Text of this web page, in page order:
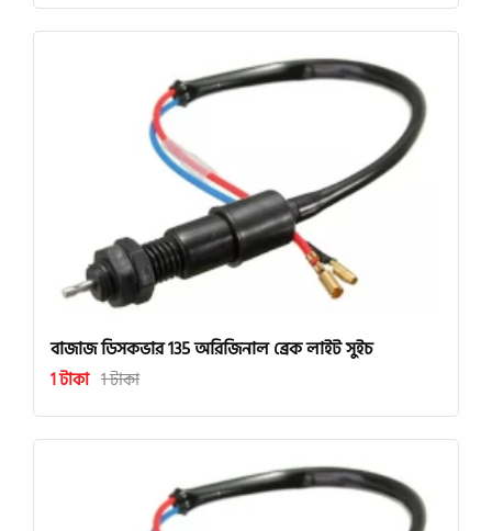
বাজাজ ডিসকভার 135 অরিজিনাল ব্রেক লাইট সুইচ
1 টাকা 1 টাকা